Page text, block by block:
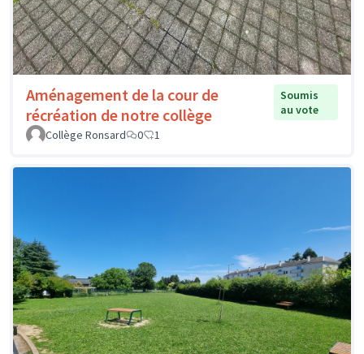
Aménagement de la cour de
récréation de notre collège
Soumis
au vote
Collège Ronsard
0 1